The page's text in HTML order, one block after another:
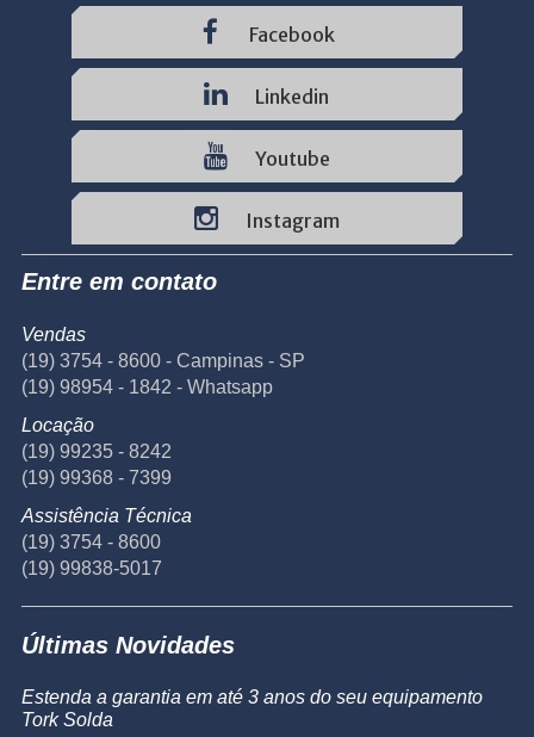
Facebook
Linkedin
Youtube
Instagram
Entre em contato
Vendas
(19) 3754 - 8600 - Campinas - SP
(19) 98954 - 1842 - Whatsapp
Locação
(19) 99235 - 8242
(19) 99368 - 7399
Assistência Técnica
(19) 3754 - 8600
(19) 99838-5017
Últimas Novidades
Estenda a garantia em até 3 anos do seu equipamento
Tork Solda